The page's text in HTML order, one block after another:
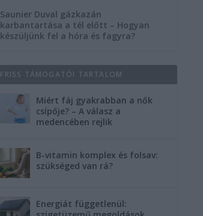
Saunier Duval gázkazán
karbantartása a tél előtt – Hogyan
készüljünk fel a hóra és fagyra?
FRISS TÁMOGATÓI TARTALOM
Miért fáj gyakrabban a nők
csípője? – A válasz a
medencében rejlik
B-vitamin komplex és folsav:
szükséged van rá?
Energiát függetlenül: